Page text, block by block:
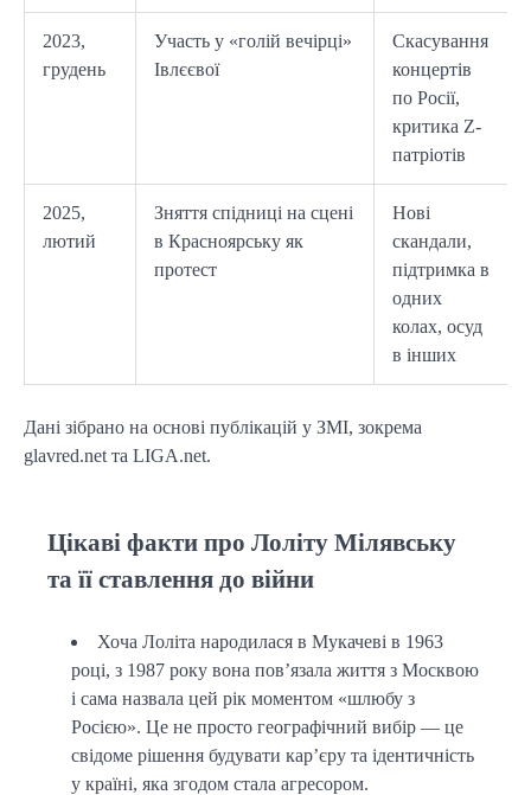
2023,
грудень
Участь у «голій вечірці»
Івлєєвої
Скасування
концертів
по Росії,
критика Z-
патріотів
2025,
лютий
Зняття спідниці на сцені
в Красноярську як
протест
Нові
скандали,
підтримка в
одних
колах, осуд
в інших
Дані зібрано на основі публікацій у ЗМІ, зокрема
glavred.net та LIGA.net.
Цікаві факти про Лоліту Мілявську
та її ставлення до війни
Хоча Лоліта народилася в Мукачеві в 1963
році, з 1987 року вона пов’язала життя з Москвою
і сама назвала цей рік моментом «шлюбу з
Росією». Це не просто географічний вибір — це
свідоме рішення будувати кар’єру та ідентичність
у країні, яка згодом стала агресором.